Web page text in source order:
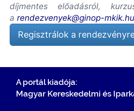
díjmentes előadásról,
a rendezvenyek@ginop-mkik.hu
Regisztrálok a
A portál kiadója:
Magyar Kereskedelmi és